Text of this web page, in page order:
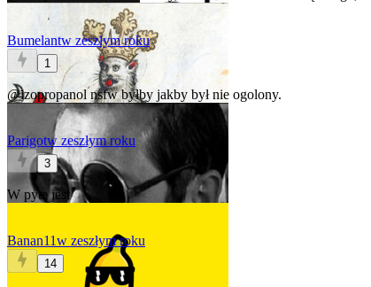
Bumelantw zeszłym roku
1
@izopropanolnsfw byłby jakby był nie ogolony.
Parigotw zeszłym roku
3
W pytę jest
Banan11w zeszłym roku
14